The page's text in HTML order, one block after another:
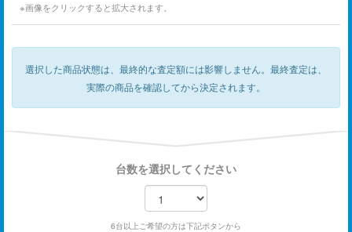
※画像をクリックすると拡大されます。
選択した商品状態は、最終的な査定額には影響しません。 最終査定は、
実際の商品を確認してから決定されます。
台数を選択してください
6台以上ご希望の方は下記ボタンから